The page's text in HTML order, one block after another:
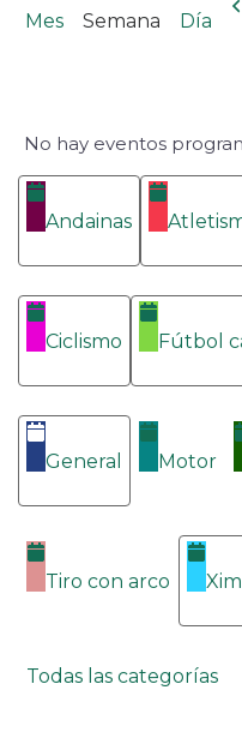
Mes Semana Día
No hay eventos
Categorías
Andainas
Ciclismo Fútbol
General Motor
Tiro con arco
Todas las categorías